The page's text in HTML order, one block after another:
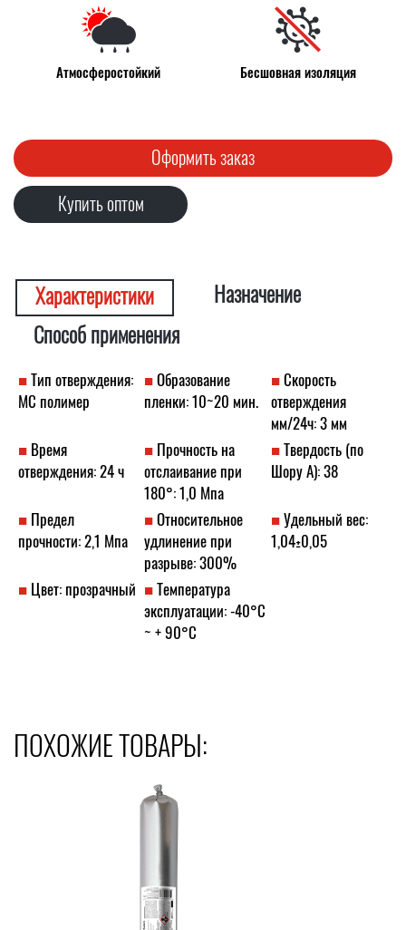
Атмосферостойкий Бесшовная изоляция
Оформить заказ
Купить оптом
Характеристики
Назначение
Способ применения
Тип отверждения:
МС полимер
Образование
пленки: 10~20 мин.
Скорость
отверждения
мм/24ч: 3 мм
Время
отверждения: 24 ч
Прочность на
отслаивание при
180°: 1,0 Мпа
Твердость (по
Шору А): 38
Предел
прочности: 2,1 Мпа
Относительное
удлинение при
разрыве: 300%
Удельный вес:
1,04±0,05
Цвет: прозрачный
Температура
эксплуатации: -40°С
~ + 90°С
ПОХОЖИЕ ТОВАРЫ: